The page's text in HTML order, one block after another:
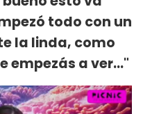
todo con un
la linda, como
empezás a ver..."